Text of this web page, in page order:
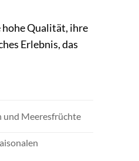
hohe Qualität, ihre
Erlebnis, das
und Meeresfrüchte